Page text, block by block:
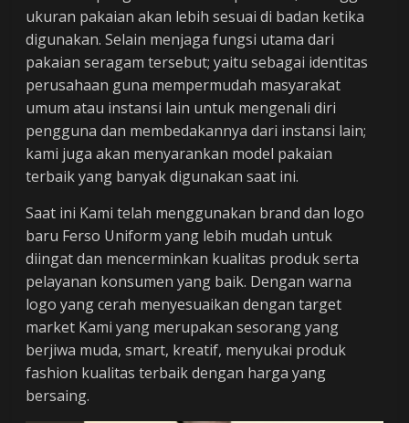
ukuran pakaian akan lebih sesuai di badan ketika
digunakan. Selain menjaga fungsi utama dari
pakaian seragam tersebut; yaitu sebagai identitas
perusahaan guna mempermudah masyarakat
umum atau instansi lain untuk mengenali diri
pengguna dan membedakannya dari instansi lain;
kami juga akan menyarankan model pakaian
terbaik yang banyak digunakan saat ini.
Saat ini Kami telah menggunakan brand dan logo
baru Ferso Uniform yang lebih mudah untuk
diingat dan mencerminkan kualitas produk serta
pelayanan konsumen yang baik. Dengan warna
logo yang cerah menyesuaikan dengan target
market Kami yang merupakan sesorang yang
berjiwa muda, smart, kreatif, menyukai produk
fashion kualitas terbaik dengan harga yang
bersaing.